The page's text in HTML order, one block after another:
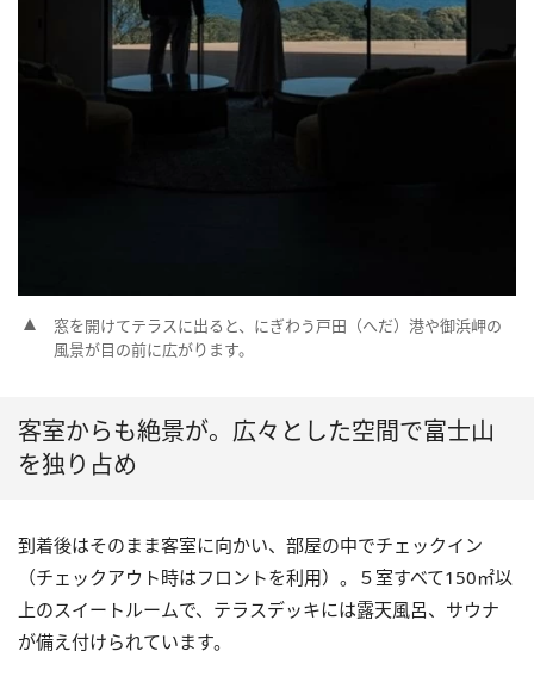
窓を開けてテラスに出ると、にぎわう戸田（へだ）港や御浜岬の
風景が目の前に広がります。
客室からも絶景が。広々とした空間で富士山
を独り占め
到着後はそのまま客室に向かい、部屋の中でチェックイン
（チェックアウト時はフロントを利用）。５室すべて150㎡以
上のスイートルームで、テラスデッキには露天風呂、サウナ
が備え付けられています。